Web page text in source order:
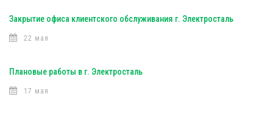
Закрытие офиса клиентского обслуживания г. Электросталь
22 мая
Плановые работы в г. Электросталь
17 мая